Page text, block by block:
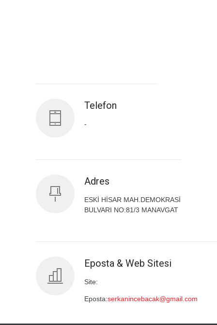
Telefon
-
Adres
ESKİ HİSAR MAH.DEMOKRASİ
BULVARI NO:81/3 MANAVGAT
Eposta & Web Sitesi
Site:
Eposta:serkanincebacak@gmail.com